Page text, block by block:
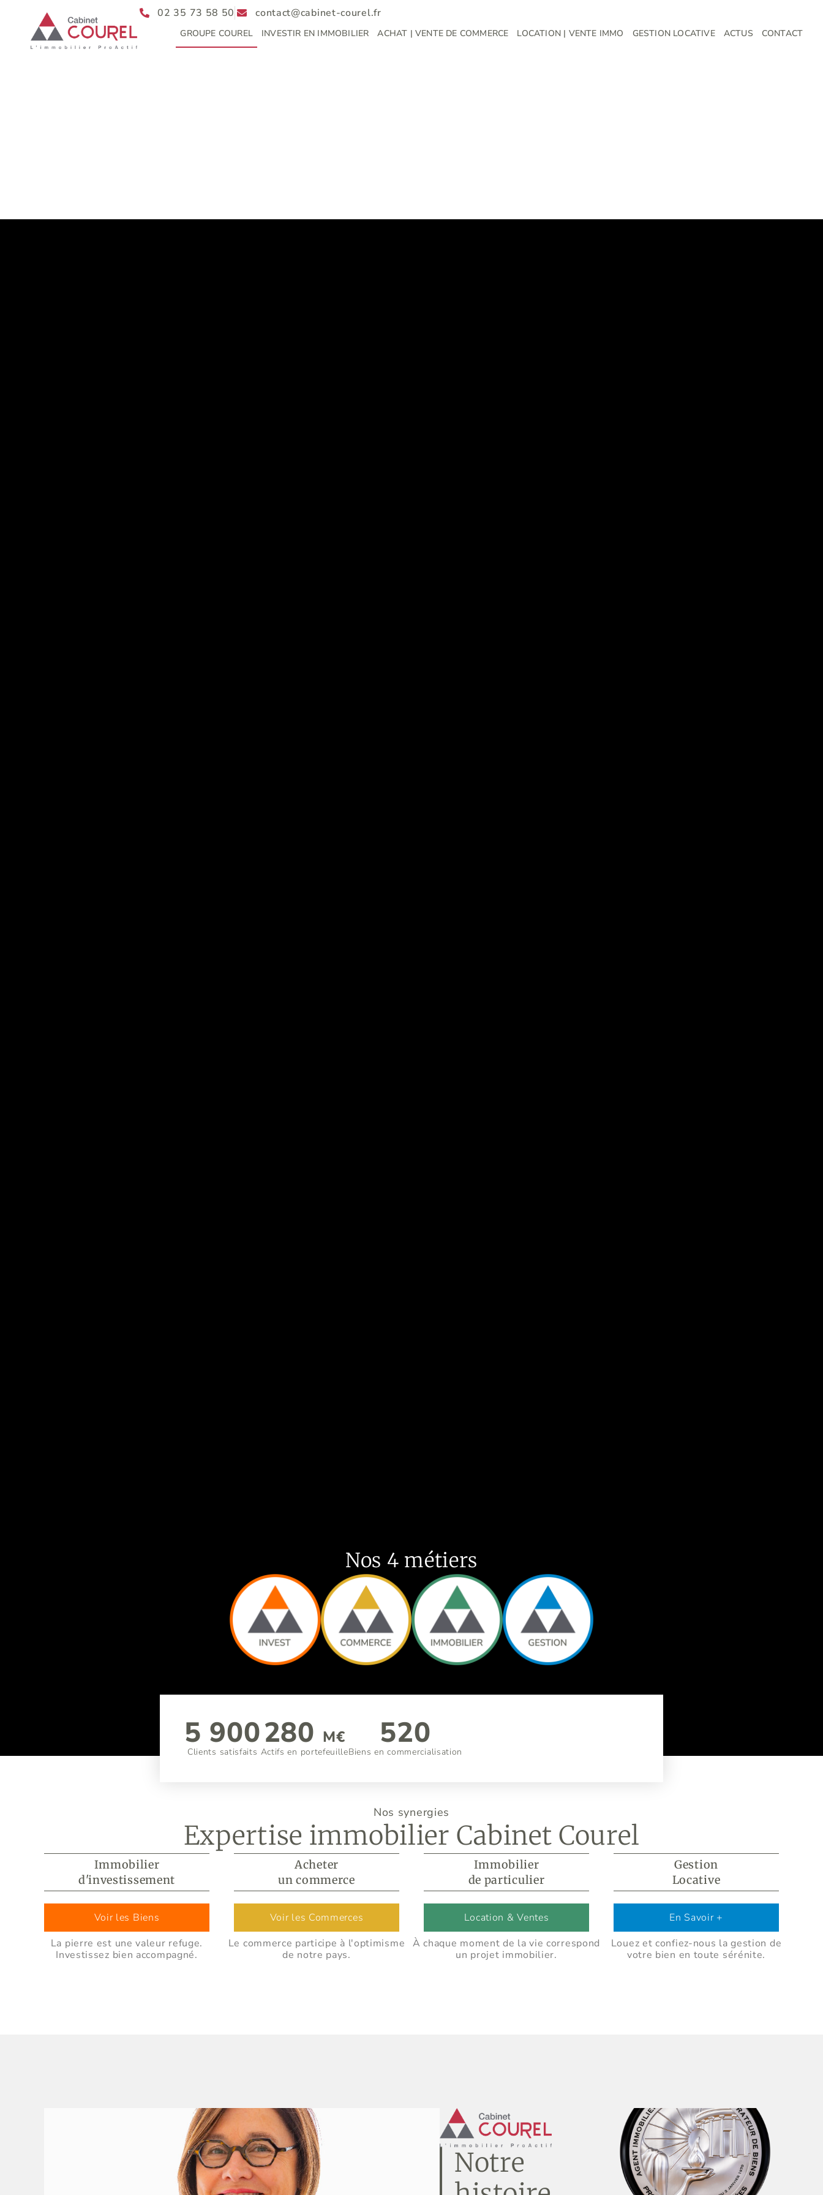
02 35 73 58 50 contact@cabinet-courel.fr
GROUPE COUREL INVESTIR EN IMMOBILIER ACHAT | VENTE DE COMMERCE LOCATION | VENTE IMMO GESTION LOCATIVE ACTUS CONTACT
Nos 4 métiers
Clients satisfaits
5 900
Actifs en portefeuille
280 M€
Biens en commercialisation
520
Nos synergies
Expertise immobilier Cabinet Courel
Immobilier
d'investissement
Voir les Biens
La pierre est une valeur refuge.
Investissez bien accompagné.
Acheter
un commerce
Voir les Commerces
Le commerce participe à l'optimisme
de notre pays.
Immobilier
de particulier
Location & Ventes
À chaque moment de la vie correspond
un projet immobilier.
Gestion
Locative
En Savoir +
Louez et confiez-nous la gestion de
votre bien en toute sérénite.
Notre